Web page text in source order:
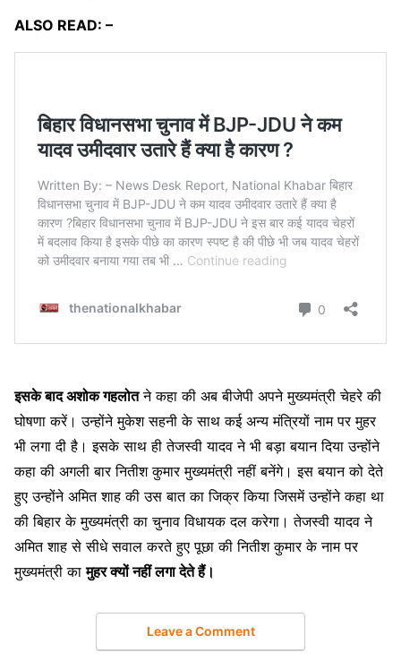
ALSO READ: –
इसके बाद अशोक गहलोतने कहा की अब बीजेपी अपने मुख्यमंत्री चेहरे की
घोषणा करें। उन्होंने मुकेश सहनी के साथ कई अन्य मंत्रियों नाम पर मुहर
भी लगा दी है। इसके साथ ही तेजस्वी यादव ने भी बड़ा बयान दिया उन्होंने
कहा की अगली बार नितीश कुमार मुख्यमंत्री नहीं बनेंगे। इस बयान को देते
हुए उन्होंने अमित शाह की उस बात का जिक्र किया जिसमें उन्होंने कहा था
की बिहार के मुख्यमंत्री का चुनाव विधायक दल करेगा। तेजस्वी यादव ने
अमित शाह से सीधे सवाल करते हुए पूछा की नितीश कुमार के नाम पर
मुख्यमंत्री कामुहर क्यों नहीं लगा देते हैं।
Leave a Comment